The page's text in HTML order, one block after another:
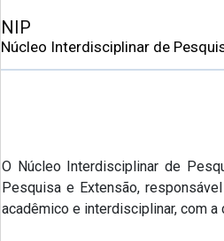
NIP
Núcleo Interdisciplinar de
O Núcleo Interdisciplinar de
Pesquisa e Extensão,
acadêmico e interdisciplinar, com